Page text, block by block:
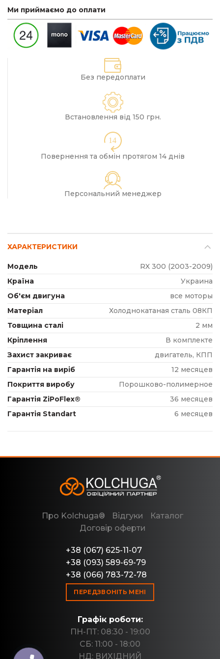
Ми приймаємо до оплати
Без передоплати
Встановлення від 150 грн.
14
Повернення та обмін протягом 14 днів
Персональний менеджер
ХАРАКТЕРИСТИКИ
Модель
RX 300 (2003-2009)
Країна
Украина
Об'єм двигуна
все моторы
Матеріал
Холоднокатаная сталь 08КП
Товщина сталі
2 мм
Кріплення
В комплекте
Захист закриває
двигатель, КПП
Гарантія на виріб
12 месяцев
Покриття виробу
Порошково-полимерное
Гарантія ZiPoFlex®
36 месяцев
Гарантія Standart
6 месяцев
Про Kolchuga® Відгуки
Каталог
Договір оферти
+38 (067) 625-11-07
+38 (093) 589-69-79
+38 (066) 783-72-78
ПЕРЕДЗВОНІТЬ МЕНІ
Графік роботи:
ПН-ПТ: 08:30 - 19:00
СБ: 11:00 - 18:00
НД: ВИХІДНИЙ